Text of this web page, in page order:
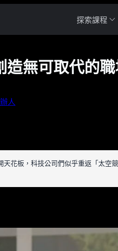
探索課程
無可取代的
人
，科技公司們似乎重返「太空